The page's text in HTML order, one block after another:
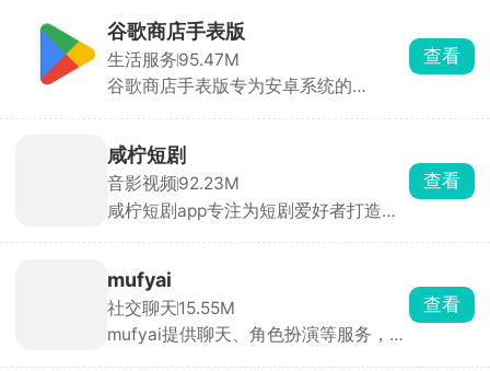
透明度随便调。还有横竖斜线、圆圈辅
助定位，外加倒计时器记技能CD。
谷歌商店手表版
生活服务95.47M
谷歌商店手表版专为安卓系统的
戏，安装到手表上。丰富的游戏、软件
和小工具资源，满足用户的各种生活和
娱乐需求，绝佳的应用免费下载体验。
查看
咸柠短剧
音影视频92.23M
咸柠短剧app专注为短剧爱好者打造沉
择繁多。剧集资源每日稳定更新，实时
上线热门新剧，紧跟追剧热点。平台涵
盖多元题材，风格品类十分齐全，轻松
满足各类观影需求。
查看
mufyai
社交聊天15.55M
mufyai提供聊天、角色扮演等服务，在
查看